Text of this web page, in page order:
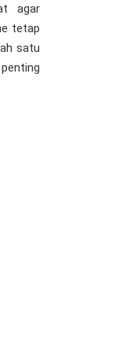
agar
tetap
satu